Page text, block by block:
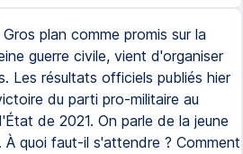
Gros plan comme promis sur la
guerre civile, vient d'organiser
Les résultats officiels publiés hier
du parti pro-militaire au
de 2021. On parle de la jeune
quoi faut-il s'attendre ? Comment